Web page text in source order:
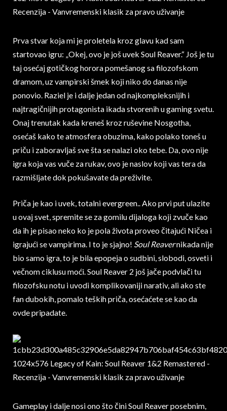
Prva stvar koja mi je proletela kroz glavu kad sam
startovao igru: „Okej, ovo je još uvek Soul Reaver.“ Još je tu
taj osećaj gotičkog horora pomešanog sa filozofskom
dramom, uz vampirski šmek koji niko do danas nije
ponovio. Raziel je i dalje jedan od najkompleksnijih i
najtragičnijih protagonista ikada stvorenih u gaming svetu.
Onaj trenutak kada kreneš kroz ruševine Nosgotha,
osećaš kako te atmosfera obuzima, kako polako toneš u
priču i zaboravljaš sve šta se nalazi oko tebe. Da, ovo nije
igra koja vas vuče za rukav, ovo je naslov koji vas tera da
razmišljate dok pokušavate da preživite.
Priča je kao i uvek, totalni evergreen.. Ako prvi put ulazite
u ovaj svet, spremite se za gomilu dijaloga koji zvuče kao
da ih je pisao neko ko je pola života proveo čitajući Ničea i
igrajući se vampirima. I to je sjajno! Soul Reavernikada nije
bio samo igra, to je bila epopeja o sudbini, slobodi, osveti i
večnom ciklusu moći. Soul Reaver 2 još jače podvlači tu
filozofsku notu i uvodi komplikovaniji narativ, ali ako ste
fan dubokih, pomalo teških priča, osećaćete se kao da
ovde pripadate.
Gameplay i dalje nosi ono što čini Soul Reaver posebnim,